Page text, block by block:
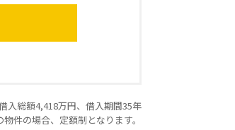
入総額4,418万円、借入期間35年
件の場合、定額制となります。